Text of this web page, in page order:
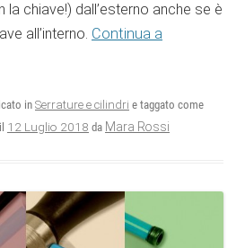
chiave!) dall’esterno anche se è
all’interno. Continua a
in Serrature e cilindri e taggato come
il 12 Luglio 2018 da Mara Rossi